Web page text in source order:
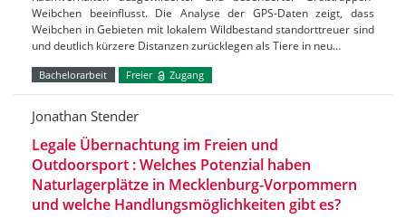
Weibchen beeinflusst. Die Analyse der GPS-Daten zeigt, dass
Weibchen in Gebieten mit lokalem Wildbestand standorttreuer sind
und deutlich kürzere Distanzen zurücklegen als Tiere in neu…
Bachelorarbeit Freier Zugang
Jonathan Stender
Legale Übernachtung im Freien und
Outdoorsport : Welches Potenzial haben
Naturlagerplätze in Mecklenburg-Vorpommern
und welche Handlungsmöglichkeiten gibt es?